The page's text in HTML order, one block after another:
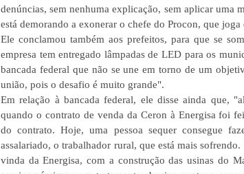
denúncias, sem nenhuma explicação, sem aplicar uma
está demorando a exonerar o chefe do Procon, que
Ele conclamou também aos prefeitos, para que se
empresa tem entregado lâmpadas de LED para os
bancada federal que não se une em torno de um
união, pois o desafio é muito grande".
Em relação à bancada federal, ele disse ainda que,
quando o contrato de venda da Ceron à Energisa foi
do contrato. Hoje, uma pessoa sequer consegue
assalariado, o trabalhador rural, que está mais
vinda da Energisa, com a construção das usinas do